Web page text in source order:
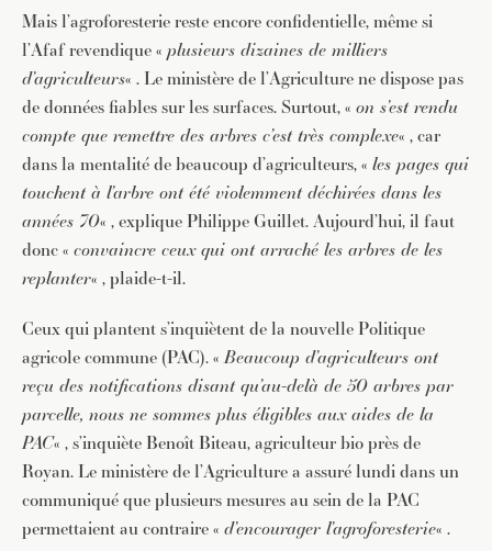
Mais l’agroforesterie reste encore confidentielle, même si
l’Afaf revendique « plusieurs dizaines de milliers
d’agriculteurs« . Le ministère de l’Agriculture ne dispose pas
de données fiables sur les surfaces. Surtout, « on s’est rendu
compte que remettre des arbres c’est très complexe« , car
dans la mentalité de beaucoup d’agriculteurs, « les pages qui
touchent à l’arbre ont été violemment déchirées dans les
années 70« , explique Philippe Guillet. Aujourd’hui, il faut
donc « convaincre ceux qui ont arraché les arbres de les
replanter« , plaide-t-il.
Ceux qui plantent s’inquiètent de la nouvelle Politique
agricole commune (PAC). «Beaucoup d’agriculteurs ont
reçu des notifications disant qu’au-delà de 50 arbres par
parcelle, nous ne sommes plus éligibles aux aides de la
PAC« , s’inquiète Benoît Biteau, agriculteur bio près de
Royan. Le ministère de l’Agriculture a assuré lundi dans un
communiqué que plusieurs mesures au sein de la PAC
permettaient au contraire « d’encourager l’agroforesterie« .